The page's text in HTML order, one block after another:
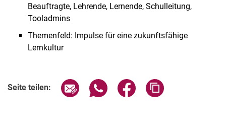
Beauftragte, Lehrende, Lernende, Schulleitung,
Tooladmins
Themenfeld: Impulse für eine zukunftsfähige
Lernkultur
Seite teilen: Seite über E-Mail teilen
Seite über WhatsApp teilen
Seite über Facebook